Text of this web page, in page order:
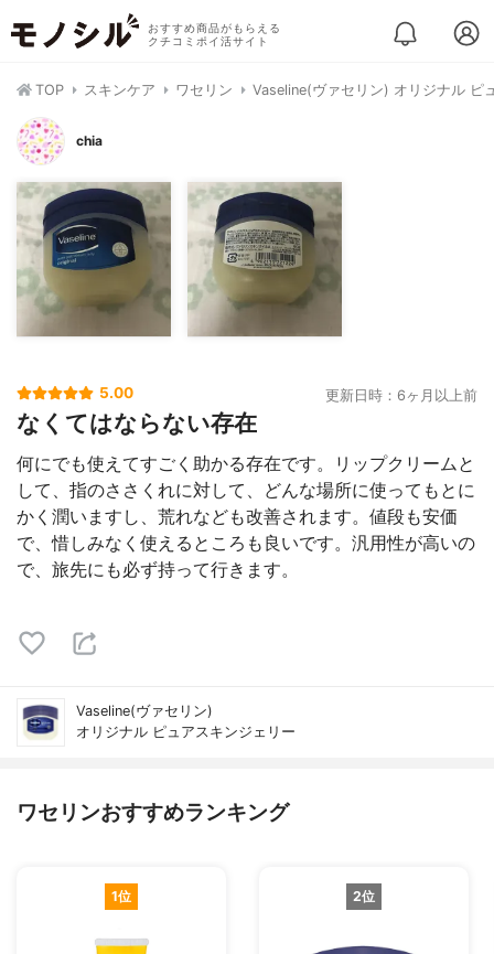
おすすめ商品がもらえる
クチコミポイ活サイト
TOP スキンケア ワセリン Vaseline(ヴァセリン) オリジナル ピ
chia
5.00 更新日時：6ヶ月以上前
なくてはならない存在
何にでも使えてすごく助かる存在です。リップクリームと
して、指のささくれに対して、どんな場所に使ってもとに
かく潤いますし、荒れなども改善されます。値段も安価
で、惜しみなく使えるところも良いです。汎用性が高いの
で、旅先にも必ず持って行きます。
Vaseline(ヴァセリン)
オリジナル ピュアスキンジェリー
ワセリンおすすめランキング
1位 2位